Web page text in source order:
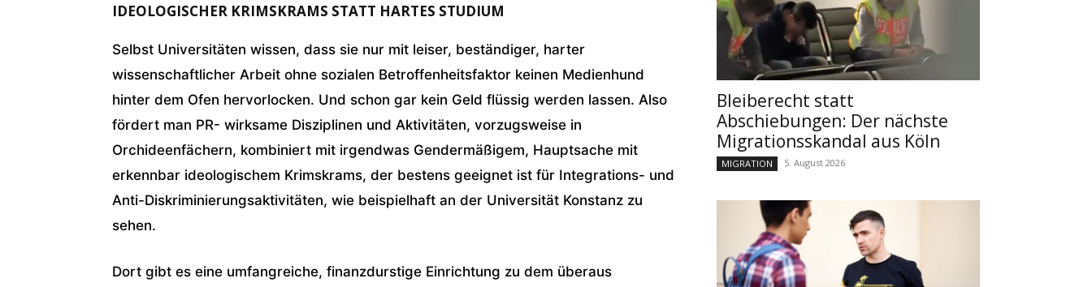
IDEOLOGISCHER KRIMSKRAMS STATT HARTES STUDIUM
Selbst Universitäten wissen, dass sie nur mit leiser, beständiger, harter
wissenschaftlicher Arbeit ohne sozialen Betroffenheitsfaktor keinen Medienhund
hinter dem Ofen hervorlocken. Und schon gar kein Geld flüssig werden lassen. Also
fördert man PR- wirksame Disziplinen und Aktivitäten, vorzugsweise in
Orchideenfächern, kombiniert mit irgendwas Gendermäßigem, Hauptsache mit
erkennbar ideologischem Krimskrams, der bestens geeignet ist für Integrations- und
Anti-Diskriminierungsaktivitäten, wie beispielhaft an der Universität Konstanz zu
sehen.
Dort gibt es eine umfangreiche, finanzdurstige Einrichtung zu dem überaus
Bleiberecht statt
Abschiebungen: Der nächste
Migrationsskandal aus Köln
MIGRATION 5. August 2026